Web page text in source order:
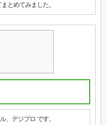
とめてみました。
、デジプロ です。